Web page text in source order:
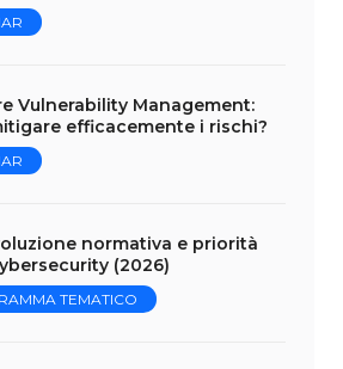
Vulnerability Management:
efficacemente i rischi?
normativa e priorità
(2026)
TEMATICO